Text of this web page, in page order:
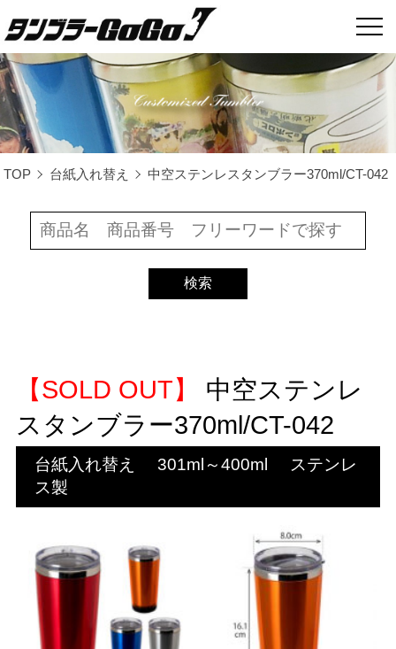
TOP 台紙入れ替え 中空ステンレスタンブラー370ml/CT-042
【SOLD OUT】
中空ステンレ
スタンブラー370ml/CT-042
台紙入れ替え 301ml～400ml
ステンレ
ス製